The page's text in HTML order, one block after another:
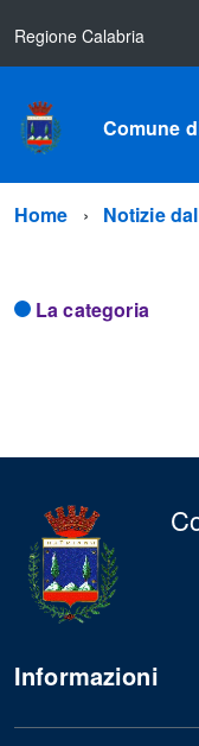
Regione Calabria
Comune
Home Notizie
La categoria
Informazioni